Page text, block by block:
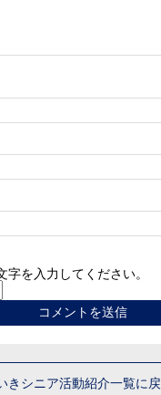
字を入力してください。
きシニア活動紹介一覧に